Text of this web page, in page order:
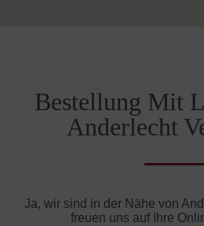
Bestellung Mit
Anderlecht
Ja, wir sind in der Nähe von
freuen uns auf Ihre